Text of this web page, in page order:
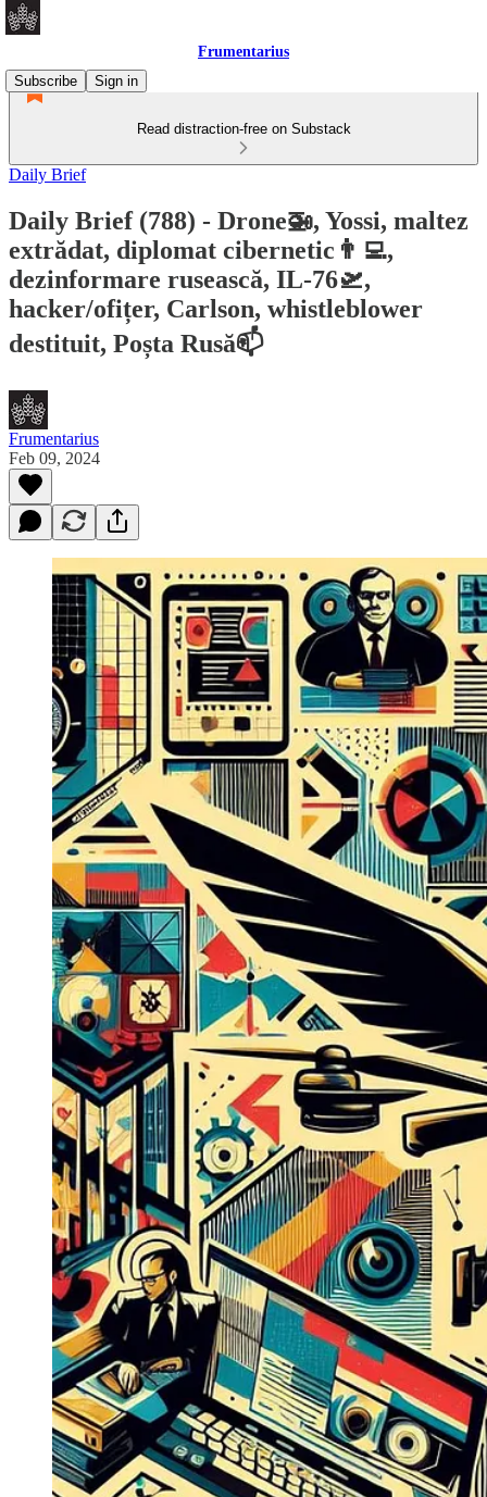
Frumentarius
Subscribe
Sign in
Read distraction-free on Substack
Daily Brief
Daily Brief (788) - Drone🚁, Yossi, maltez
extrădat, diplomat cibernetic👨‍💻,
dezinformare rusească, IL-76🛫,
hacker/ofițer, Carlson, whistleblower
destituit, Poșta Rusă📫
Frumentarius
Feb 09, 2024